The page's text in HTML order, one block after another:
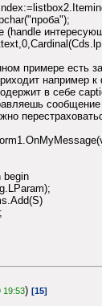
(handle
примере есть
например
в себе
begin
19:53) [15]